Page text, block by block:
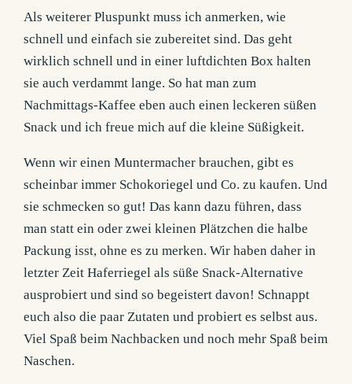
Als weiterer Pluspunkt muss ich anmerken, wie
schnell und einfach sie zubereitet sind. Das geht
wirklich schnell und in einer luftdichten Box halten
sie auch verdammt lange. So hat man zum
Nachmittags-Kaffee eben auch einen leckeren süßen
Snack und ich freue mich auf die kleine Süßigkeit.
Wenn wir einen Muntermacher brauchen, gibt es
scheinbar immer Schokoriegel und Co. zu kaufen. Und
sie schmecken so gut! Das kann dazu führen, dass
man statt ein oder zwei kleinen Plätzchen die halbe
Packung isst, ohne es zu merken. Wir haben daher in
letzter Zeit Haferriegel als süße Snack-Alternative
ausprobiert und sind so begeistert davon! Schnappt
euch also die paar Zutaten und probiert es selbst aus.
Viel Spaß beim Nachbacken und noch mehr Spaß beim
Naschen.